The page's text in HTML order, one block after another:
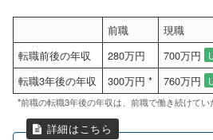
前職
現職
転職前後の年収
280万円 700万円
転職3年後の年収 300万円 * 760万円
*前職の転職3年後の年収は、前職で働き続けて